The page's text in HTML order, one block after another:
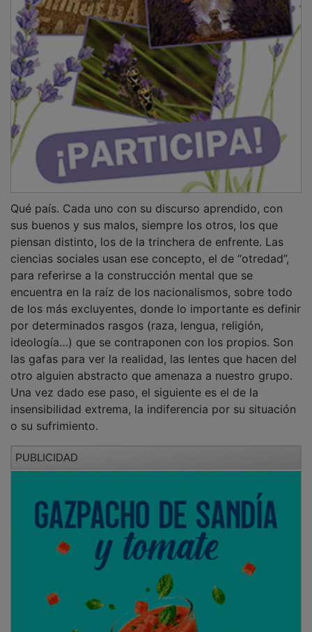
sus buenos y sus malos, siempre los otros, los que
piensan distinto, los de la trinchera de enfrente. Las
ciencias sociales usan ese concepto, el de “otredad”,
para referirse a la construcción mental que se
encuentra en la raíz de los nacionalismos, sobre todo
de los más excluyentes, donde lo importante es definir
por determinados rasgos (raza, lengua, religión,
ideología…) que se contraponen con los propios. Son
las gafas para ver la realidad, las lentes que hacen del
otro alguien abstracto que amenaza a nuestro grupo.
Una vez dado ese paso, el siguiente es el de la
insensibilidad extrema, la indiferencia por su situación
o su sufrimiento.